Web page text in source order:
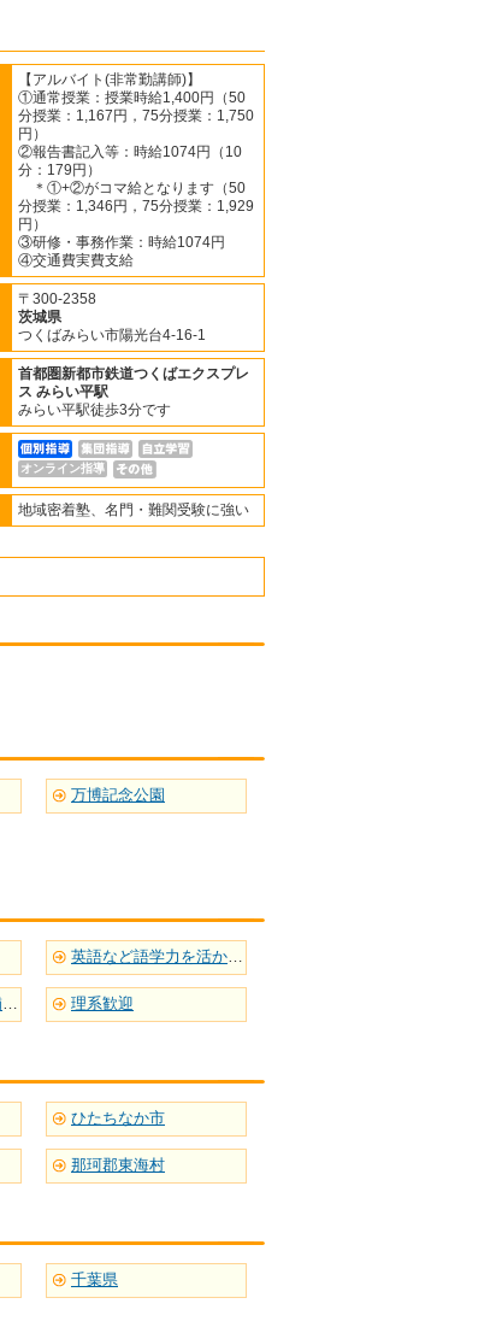
【アルバイト(非常勤講師)】
①通常授業：授業時給1,400円（50
分授業：1,167円，75分授業：1,750
円）
②報告書記入等：時給1074円（10
分：179円）
＊①+②がコマ給となります（50
分授業：1,346円，75分授業：1,929
円）
③研修・事務作業：時給1074円
④交通費実費支給
〒300-2358
茨城県
つくばみらい市陽光台4-16-1
首都圏新都市鉄道つくばエクスプレ
ス みらい平駅
みらい平駅徒歩3分です
オンライン指導
地域密着塾、名門・難関受験に強い
万博記念公園
英語など語学力を活かせる
定期テストに強い（補習型） 理系歓迎
ひたちなか市
那珂郡東海村
千葉県